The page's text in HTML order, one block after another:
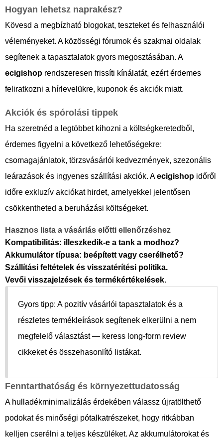
Hogyan lehetsz naprakész?
Kövesd a megbízható blogokat, teszteket és felhasználói
véleményeket. A közösségi fórumok és szakmai oldalak
segítenek a tapasztalatok gyors megosztásában. A
ecigishop rendszeresen frissíti kínálatát, ezért érdemes
feliratkozni a hírlevelükre, kuponok és akciók miatt.
Akciók és spórolási tippek
Ha szeretnéd a legtöbbet kihozni a költségkeretedből,
érdemes figyelni a következő lehetőségekre:
csomagajánlatok, törzsvásárlói kedvezmények, szezonális
leárazások és ingyenes szállítási akciók. Aecigishop időről
időre exkluzív akciókat hirdet, amelyekkel jelentősen
csökkentheted a beruházási költségeket.
Hasznos lista a vásárlás előtti ellenőrzéshez
Kompatibilitás: illeszkedik-e a tank a modhoz?
Akkumulátor típusa: beépített vagy cserélhető?
Szállítási feltételek és visszatérítési politika.
Vevői visszajelzések és termékértékelések.
Gyors tipp: A pozitív vásárlói tapasztalatok és a
részletes termékleírások segítenek elkerülni a nem
megfelelő választást — keress long-form review
cikkeket és összehasonlító listákat.
Fenntarthatóság és környezettudatosság
A hulladékminimalizálás érdekében válassz újratölthető
podokat és minőségi pótalkatrészeket, hogy ritkábban
kelljen cserélni a teljes készüléket. Az akkumulátorokat és